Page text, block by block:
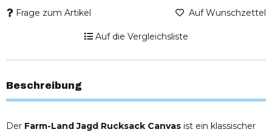
Frage zum Artikel Auf Wunschzettel
Auf die Vergleichsliste
Beschreibung
Der Farm-Land Jagd Rucksack Canvas ist ein klassischer